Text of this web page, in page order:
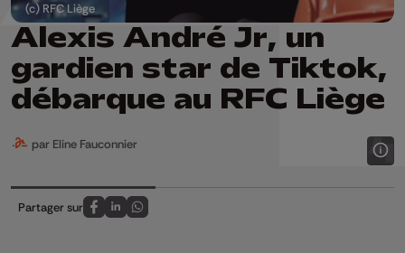
Alexis André Jr, un
gardien star de Tiktok,
débarque au RFC Liège
par Eline Fauconnier
Partager sur
Partagez sur FaceBook
Partagez sur LinkedIn
Partagez sur Whatsapp
(c) RFC Liège